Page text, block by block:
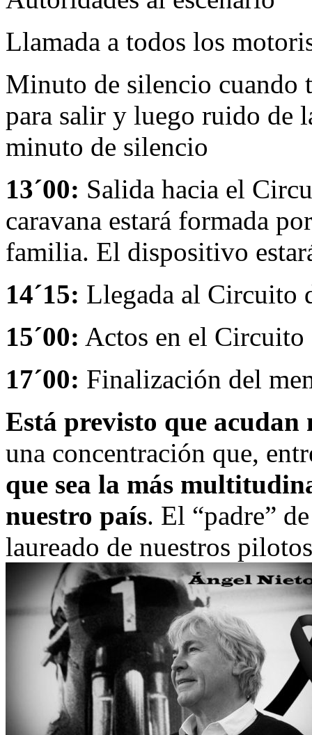
Llamada a todos los
Minuto de silencio cuando
para salir y luego ruido de
minuto de silencio
13´00: Salida hacia el
caravana estará formada
familia. El dispositivo
14´15: Llegada al Circuito
15´00: Actos en el Circuito
17´00: Finalización del
Está previsto que
una concentración que,
que sea la más
nuestro país. El “padre”
laureado de nuestros